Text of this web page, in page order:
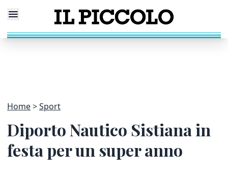
Home Sport
Diporto Nautico Sistiana in
festa per un super anno